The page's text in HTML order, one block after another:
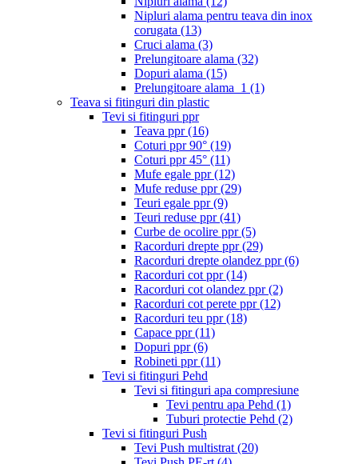
Nipluri alama pentru teava din inox
corugata (13)
Cruci alama (3)
Prelungitoare alama (32)
Dopuri alama (15)
Prelungitoare alama_1 (1)
Teava si fitinguri din plastic
Tevi si fitinguri ppr
Teava ppr(16)
Coturi ppr 90° (19)
Coturi ppr 45° (11)
Mufe egale ppr(12)
Mufe reduse ppr(29)
Teuri egale ppr(9)
Teuri reduse ppr(41)
Curbe de ocolire ppr(5)
Racorduri drepte ppr(29)
Racorduri drepte olandez ppr(6)
Racorduri cot ppr(14)
Racorduri cot olandez ppr(2)
Racorduri cot perete ppr(12)
Racorduri teu ppr(18)
Capace ppr(11)
Dopuri ppr(6)
Robineti ppr(11)
Tevi si fitinguri Pehd
Tevi si fitinguri apa compresiune
Tevi pentru apa Pehd (1)
Tuburi protectie Pehd (2)
Tevi si fitinguri Push
Tevi Push multistrat (20)